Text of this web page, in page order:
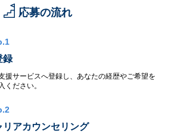
応募の流れ
録
援サービスへ登録し、あなたの経歴やご希望を
ください。
リアカウンセリング